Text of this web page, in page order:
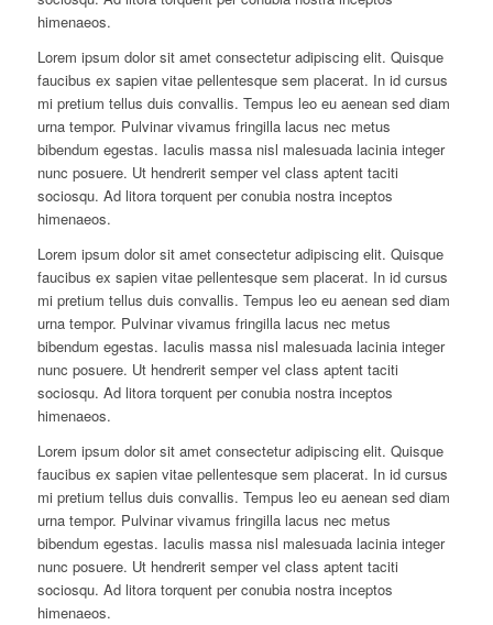
himenaeos.
Lorem ipsum dolor sit amet consectetur adipiscing elit. Quisque
faucibus ex sapien vitae pellentesque sem placerat. In id cursus
mi pretium tellus duis convallis. Tempus leo eu aenean sed diam
urna tempor. Pulvinar vivamus fringilla lacus nec metus
bibendum egestas. Iaculis massa nisl malesuada lacinia integer
nunc posuere. Ut hendrerit semper vel class aptent taciti
sociosqu. Ad litora torquent per conubia nostra inceptos
himenaeos.
Lorem ipsum dolor sit amet consectetur adipiscing elit. Quisque
faucibus ex sapien vitae pellentesque sem placerat. In id cursus
mi pretium tellus duis convallis. Tempus leo eu aenean sed diam
urna tempor. Pulvinar vivamus fringilla lacus nec metus
bibendum egestas. Iaculis massa nisl malesuada lacinia integer
nunc posuere. Ut hendrerit semper vel class aptent taciti
sociosqu. Ad litora torquent per conubia nostra inceptos
himenaeos.
Lorem ipsum dolor sit amet consectetur adipiscing elit. Quisque
faucibus ex sapien vitae pellentesque sem placerat. In id cursus
mi pretium tellus duis convallis. Tempus leo eu aenean sed diam
urna tempor. Pulvinar vivamus fringilla lacus nec metus
bibendum egestas. Iaculis massa nisl malesuada lacinia integer
nunc posuere. Ut hendrerit semper vel class aptent taciti
sociosqu. Ad litora torquent per conubia nostra inceptos
himenaeos.